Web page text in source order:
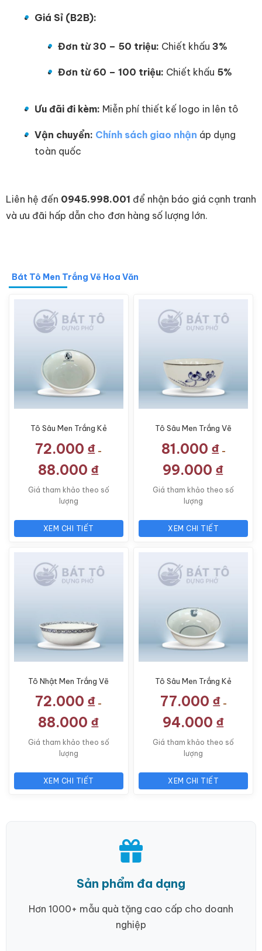
Giá Sỉ (B2B):
Đơn từ 30 – 50 triệu: Chiết khấu3%
Đơn từ 60 – 100 triệu: Chiết khấu 5%
Ưu đãi đi kèm: Miễn phí thiết kế logo in lên tô
Vận chuyển: Chính sách giao nhận áp dụng
toàn quốc
Liên hệ đến 0945.998.001 để nhận báo giá cạnh tranh
và ưu đãi hấp dẫn cho đơn hàng số lượng lớn.
Bát Tô Men Trắng Vẽ Hoa Văn
Tô Sâu Men Trắng Kẻ
72.000 ₫ -
88.000 ₫
Giá tham khảo theo số
lượng
XEM CHI TIẾT
Tô Sâu Men Trắng Vẽ
81.000 ₫ -
99.000 ₫
Giá tham khảo theo số
lượng
XEM CHI TIẾT
Tô Nhật Men Trắng Vẽ
72.000 ₫ -
88.000 ₫
Giá tham khảo theo số
lượng
XEM CHI TIẾT
Tô Sâu Men Trắng Kẻ
77.000 ₫ -
94.000 ₫
Giá tham khảo theo số
lượng
XEM CHI TIẾT
Sản phẩm đa dạng
Hơn 1000+ mẫu quà tặng cao cấp cho doanh
nghiệp